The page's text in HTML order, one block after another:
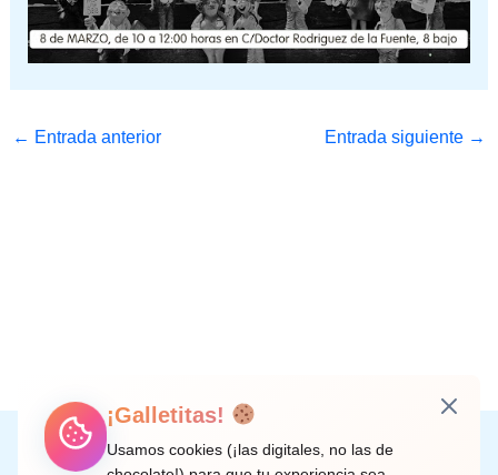
← Entrada anterior Entrada siguiente →
Instagram
Facebook
X LinkedIn
Correo electrónico
¡Galletitas!
Usamos cookies (¡las digitales, no las de